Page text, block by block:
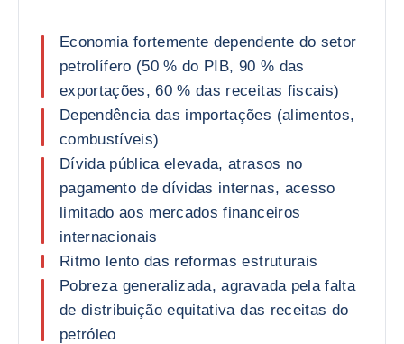
Economia fortemente dependente do setor
petrolífero (50 % do PIB, 90 % das
exportações, 60 % das receitas fiscais)
Dependência das importações (alimentos,
combustíveis)
Dívida pública elevada, atrasos no
pagamento de dívidas internas, acesso
limitado aos mercados financeiros
internacionais
Ritmo lento das reformas estruturais
Pobreza generalizada, agravada pela falta
de distribuição equitativa das receitas do
petróleo